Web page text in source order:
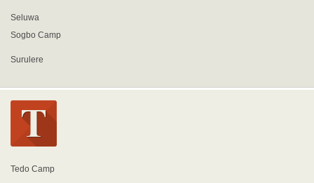
Seluwa
Sogbo Camp
Surulere
Tedo Camp